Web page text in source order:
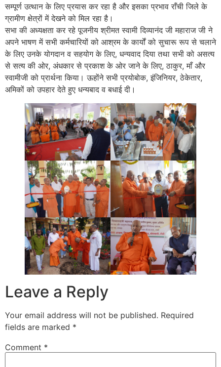
सम्पूर्ण उत्थान के लिए प्रयास कर रहा है और इसका प्रभाव राँची जिले के
ग्रामीण क्षेत्रों में देखने को मिल रहा है।
सभा की अध्यक्षता कर रहे पूजनीय श्रीमत स्वामी दिव्यानंद जी महाराज जी ने
अपने भाषण में सभी कर्मचारियों को आश्रम के कार्यों को सुचारू रूप से चलाने
के लिए उनके योगदान व सहयोग के लिए, धन्यवाद दिया तथा सभी को असत्य
से सत्य की ओर, अंधकार से प्रकाश के ओर जाने के लिए, ठाकुर, माँ और
स्वामीजी को प्रार्थना किया। ऊहोंने सभी प्रयोबोक, इंजिनियर, ठेकेतार,
अमिकों को उपहार देते हुए धन्यबाद व बधाई दी।
Leave a Reply
Your email address will not be published. Required
fields are marked *
Comment *